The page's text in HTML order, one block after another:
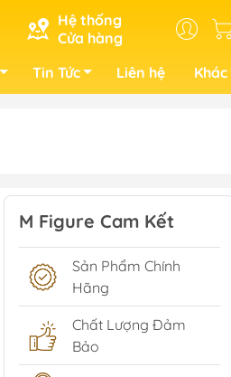
Hệ thống
Cửa hàng
Tin Tức Liên hệ Khác
M Figure Cam Kết
Sản Phẩm Chính
Hãng
Chất Lượng Đảm
Bảo